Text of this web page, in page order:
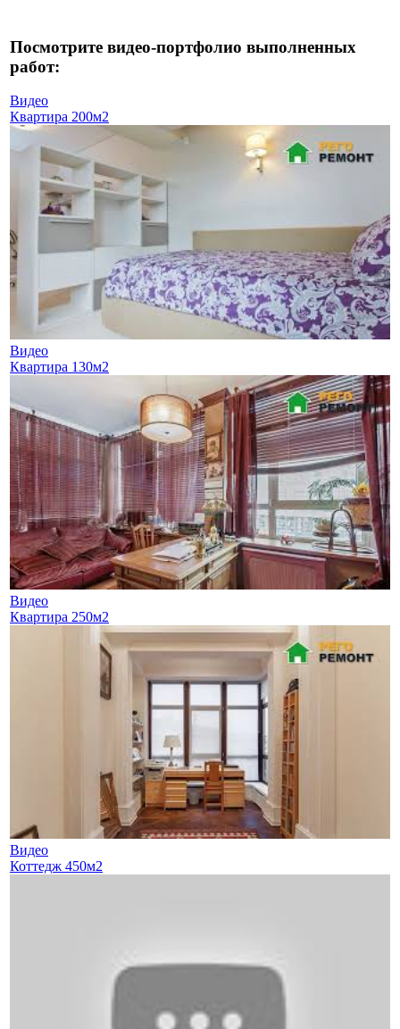
Посмотрите видео-портфолио выполненных
работ:
Видео
Квартира 200м2
Видео
Квартира 130м2
Видео
Квартира 250м2
Видео
Коттедж 450м2